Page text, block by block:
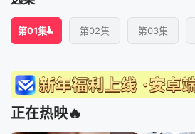
第01集 第02集 第03集
正在热映🔥